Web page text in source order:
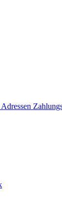
Adressen